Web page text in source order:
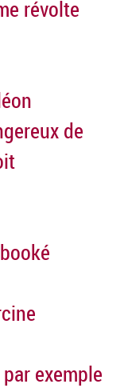
révolte
de
exemple